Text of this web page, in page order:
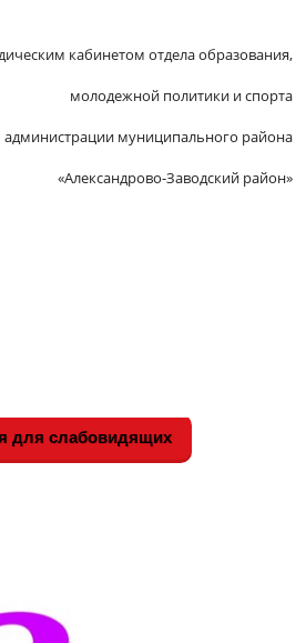
кабинетом отдела образования,
молодежной политики и спорта
администрации муниципального района
«Александрово-Заводский район»
для слабовидящих